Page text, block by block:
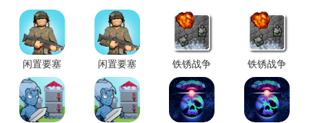
闲置要塞
无限金币
无限星星
闲置要塞
官方正版
铁锈战争
全汉化版
下载
铁锈战争
联机版
1.15下载